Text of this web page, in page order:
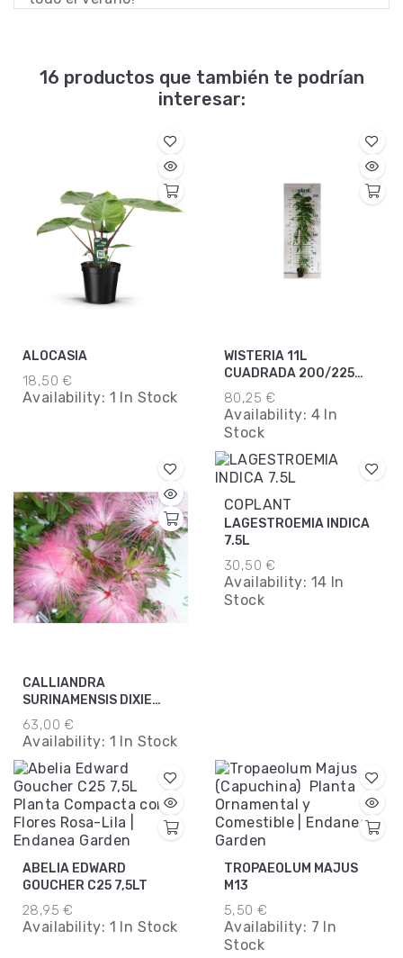
16 productos que también te podrían
interesar:
ALOCASIA
18,50 €
Availability: 1 In Stock
WISTERIA 11L
CUADRADA 200/225
INJERTADA
80,25 €
Availability: 4 In
Stock
CALLIANDRA
SURINAMENSIS DIXIE
PINK 11L MINI COPA
63,00 €
Availability: 1 In Stock
COPLANT
LAGESTROEMIA INDICA
7.5L
30,50 €
Availability: 14 In
Stock
ABELIA EDWARD
GOUCHER C25 7,5LT
28,95 €
Availability: 1 In Stock
TROPAEOLUM MAJUS
M13
5,50 €
Availability: 7 In
Stock